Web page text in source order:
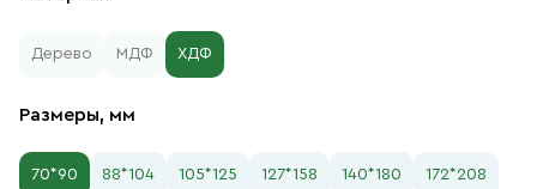
Дерево МДФ ХДФ
Размеры, мм
70*90 88*104 105*125 127*158 140*180 172*208